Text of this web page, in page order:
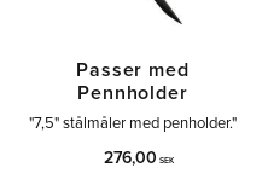
Passer med
Pennholder
"7,5" stålmåler med penholder."
276,00 SEK